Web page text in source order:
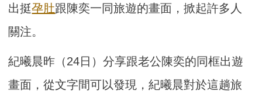
出挺孕肚跟陳奕一同旅遊的畫面，掀起許多人
關注。
紀曦晨昨（24日）分享跟老公陳奕的同框出遊
畫面，從文字間可以發現，紀曦晨對於這趟旅